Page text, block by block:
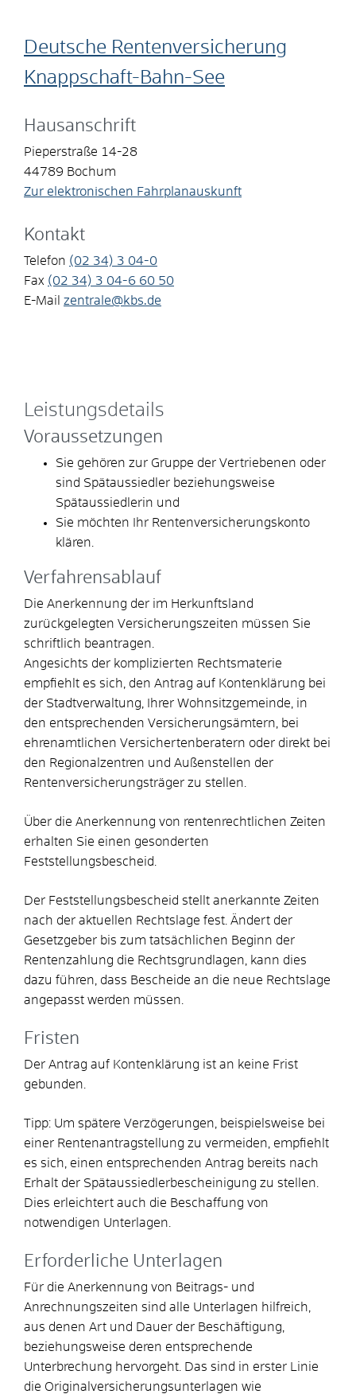
Deutsche Rentenversicherung
Knappschaft-Bahn-See
Hausanschrift
Pieperstraße 14-28
44789 Bochum
Zur elektronischen Fahrplanauskunft
Kontakt
Telefon (02 34) 3 04-0
Fax (02 34) 3 04-6 60 50
E-Mail zentrale@kbs.de
Leistungsdetails
Voraussetzungen
Sie gehören zur Gruppe der Vertriebenen oder
sind Spätaussiedler beziehungsweise
Spätaussiedlerin und
Sie möchten Ihr Rentenversicherungskonto
klären.
Verfahrensablauf
Die Anerkennung der im Herkunftsland
zurückgelegten Versicherungszeiten müssen Sie
schriftlich beantragen.
Angesichts der komplizierten Rechtsmaterie
empfiehlt es sich, den Antrag auf Kontenklärung bei
der Stadtverwaltung, Ihrer Wohnsitzgemeinde, in
den entsprechenden Versicherungsämtern, bei
ehrenamtlichen Versichertenberatern oder direkt bei
den Regionalzentren und Außenstellen der
Rentenversicherungsträger zu stellen.
Über die Anerkennung von rentenrechtlichen Zeiten
erhalten Sie einen gesonderten
Feststellungsbescheid.
Der Feststellungsbescheid stellt anerkannte Zeiten
nach der aktuellen Rechtslage fest. Ändert der
Gesetzgeber bis zum tatsächlichen Beginn der
Rentenzahlung die Rechtsgrundlagen, kann dies
dazu führen, dass Bescheide an die neue Rechtslage
angepasst werden müssen.
Fristen
Der Antrag auf Kontenklärung ist an keine Frist
gebunden.
Tipp: Um spätere Verzögerungen, beispielsweise bei
einer Rentenantragstellung zu vermeiden, empfiehlt
es sich, einen entsprechenden Antrag bereits nach
Erhalt der Spätaussiedlerbescheinigung zu stellen.
Dies erleichtert auch die Beschaffung von
notwendigen Unterlagen.
Erforderliche Unterlagen
Für die Anerkennung von Beitrags- und
Anrechnungszeiten sind alle Unterlagen hilfreich,
aus denen Art und Dauer der Beschäftigung,
beziehungsweise deren entsprechende
Unterbrechung hervorgeht. Das sind in erster Linie
die Originalversicherungsunterlagen wie